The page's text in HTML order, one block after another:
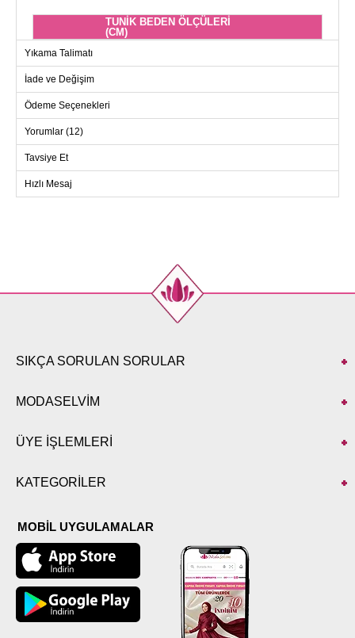
TUNİK BEDEN ÖLÇÜLERİ
(CM)
Beden
Yıkama Talimatı
İade ve Değişim
Ödeme Seçenekleri
Yorumlar (12)
Tavsiye Et
Hızlı Mesaj
SIKÇA SORULAN SORULAR
MODASELVİM
ÜYE İŞLEMLERİ
KATEGORİLER
MOBİL UYGULAMALAR